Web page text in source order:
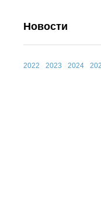
Новости
2022 2023 2024